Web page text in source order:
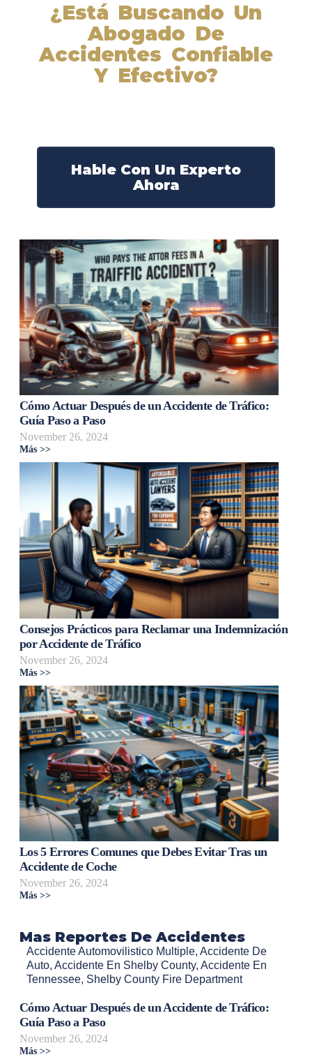
¿Está Buscando Un
Abogado De
Accidentes Confiable
Y Efectivo?
Hable Con Un Experto
Ahora
Cómo Actuar Después de un Accidente de Tráfico:
Guía Paso a Paso
November 26, 2024
Más >>
Consejos Prácticos para Reclamar una Indemnización
por Accidente de Tráfico
November 26, 2024
Más >>
Los 5 Errores Comunes que Debes Evitar Tras un
Accidente de Coche
November 26, 2024
Más >>
Mas Reportes De Accidentes
Accidente Automovilistico Multiple, Accidente De
Auto, Accidente En Shelby County, Accidente En
Tennessee, Shelby County Fire Department
Cómo Actuar Después de un Accidente de Tráfico:
Guía Paso a Paso
November 26, 2024
Más >>